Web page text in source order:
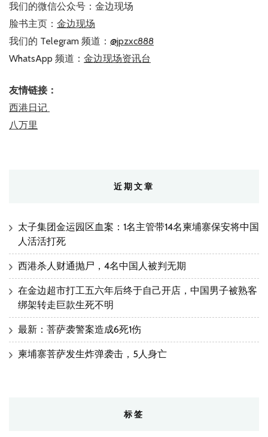
我们的微信公众号：金边现场
脸书主页： 金边现场
我们的 Telegram 频道： @jpzxc888
WhatsApp 频道： 金边现场资讯台
友情链接：
西港日记
八万里
近期文章
太子集团金运园区血案：1名主管带14名柬埔寨保安将中国
人活活打死
西港杀人财通抛尸，4名中国人被判无期
在金边超市打工五六年后终于自己开店，中国男子被熟客
绑架转走巨款生死不明
最新：菩萨袭警案造成6死1伤
柬埔寨菩萨发生炸弹袭击，5人身亡
标签